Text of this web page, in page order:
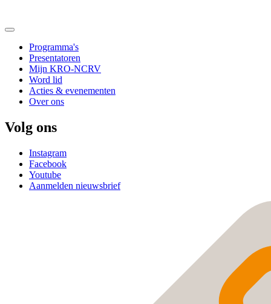
Programma's
Presentatoren
Mijn KRO-NCRV
Word lid
Acties & evenementen
Over ons
Volg ons
Instagram
Facebook
Youtube
Aanmelden nieuwsbrief